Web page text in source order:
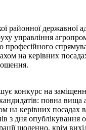
державної
управління
на керівних
конкурс на
повна вища
на керівних
з дня опублікування
щоденно, крім